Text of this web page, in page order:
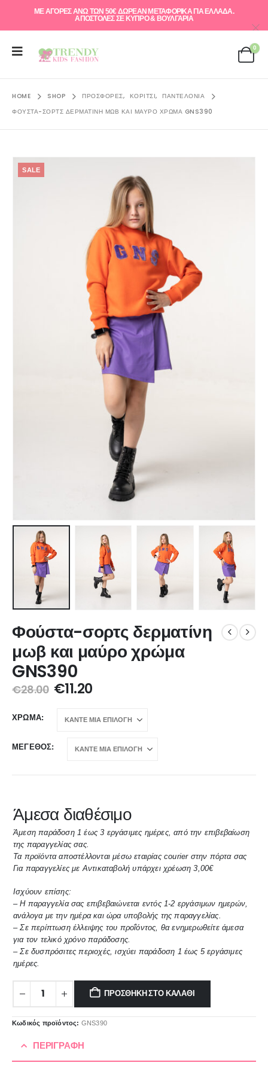
ΜΕ ΑΓΟΡΕΣ ΑΝΩ ΤΩΝ 50€ ΔΩΡΕΑΝ ΜΕΤΑΦΟΡΙΚΑ ΓΙΑ ΕΛΛAΔΑ.
ΑΠΟΣΤΟΛΕΣ ΣΕ ΚΥΠΡΟ & ΒΟΥΛΓΑΡΙΑ
0
HOME SHOP ΠΡΟΣΦΟΡΈΣ, ΚΟΡΊΤΣΙ, ΠΑΝΤΕΛΌΝΙΑ
ΦΟΎΣΤΑ-ΣΟΡΤΣ ΔΕΡΜΑΤΊΝΗ ΜΩΒ ΚΑΙ ΜΑΎΡΟ ΧΡΏΜΑ GNS390
SALE
Φούστα-σορτς δερματίνη
μωβ και μαύρο χρώμα
GNS390
€28.00 €11.20
ΧΡΏΜΑ
ΜΈΓΕΘΟΣ
Άμεσα διαθέσιμο
Άμεση παράδοση 1 έως 3 εργάσιμες ημέρες, από την επιβεβαίωση
της παραγγελίας σας.
Τα προϊόντα αποστέλλονται μέσω εταιρίας courier στην πόρτα σας
Για παραγγελίες με Αντικαταβολή υπάρχει χρέωση 3,00€
Ισχύουν επίσης:
– Η παραγγελία σας επιβεβαιώνεται εντός 1-2 εργάσιμων ημερών,
ανάλογα με την ημέρα και ώρα υποβολής της παραγγελίας.
– Σε περίπτωση έλλειψης του προΐόντος, θα ενημερωθείτε άμεσα
για τον τελικό χρόνο παράδοσης.
– Σε δυσπρόσιτες περιοχές, ισχύει παράδοση 1 έως 5 εργάσιμες
ημέρες.
ΠΡΟΣΘΉΚΗ ΣΤΟ ΚΑΛΆΘΙ
Κωδικός προϊόντος: GNS390
ΠΕΡΙΓΡΑΦΉ